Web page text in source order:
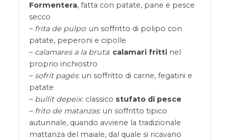
Formentera, fatta con patate, pane e pesce
secco
– frita de pulpo: un soffritto di polipo con
patate, peperoni e cipolle
– calamares a la bruta: calamari frittinel
proprio inchiostro
– sofrit pagés: un soffritto di carne, fegatini e
patate
– bullit depeix: classico stufato di pesce
– frito de matanzas: un soffritto tipico
autunnale, quando avviene la tradizionale
mattanza del maiale, dal quale si ricavano